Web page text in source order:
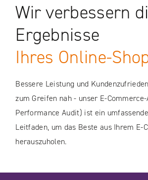
Wir verbessern
Ergebnisse
Ihres Online-
Bessere Leistung und
zum Greifen nah - unser E-
Performance Audit) ist ein
Leitfaden, um das Beste aus Ihrem E-
herauszuholen.